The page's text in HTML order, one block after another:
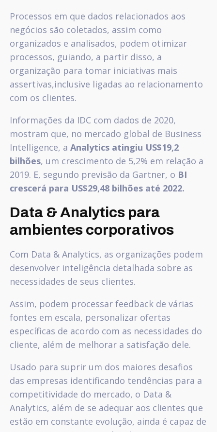
Processos em que dados relacionados aos
negócios são coletados, assim como
organizados e analisados, podem otimizar
processos, guiando, a partir disso, a
organização para tomar iniciativas mais
assertivas,inclusive ligadas ao relacionamento
com os clientes.
Informações da IDC com dados de 2020,
mostram que, no mercado global de Business
Intelligence, a Analytics atingiu US$19,2
bilhões, um crescimento de 5,2% em relação a
2019. E, segundo previsão da Gartner, o BI
crescerá para US$29,48 bilhões até 2022.
Data & Analytics para
ambientes corporativos
Com Data & Analytics, as organizações podem
desenvolver inteligência detalhada sobre as
necessidades de seus clientes.
Assim, podem processar feedback de várias
fontes em escala, personalizar ofertas
específicas de acordo com as necessidades do
cliente, além de melhorar a satisfação dele.
Usado para suprir um dos maiores desafios
das empresas identificando tendências para a
competitividade do mercado, o Data &
Analytics, além de se adequar aos clientes que
estão em constante evolução, ainda é capaz de